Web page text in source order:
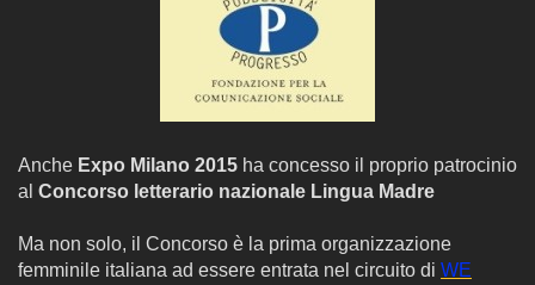
Anche Expo Milano 2015 ha concesso il proprio patrocinio
al Concorso letterario nazionale Lingua Madre
Ma non solo, il Concorso è la prima organizzazione
femminile italiana ad essere entrata nel circuito di WE